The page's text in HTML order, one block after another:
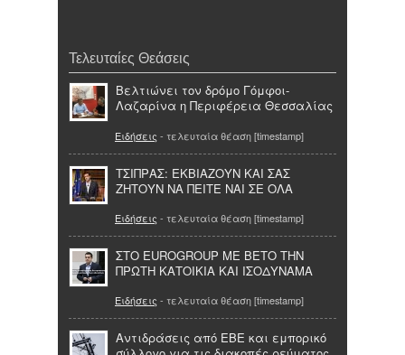
Τελευταίες Θεάσεις
Βελτιώνει τον δρόμο Γόμφοι-
Λαζαρίνα η Περιφέρεια Θεσσαλίας
Ειδήσεις - τελευταία θέαση [timestamp]
ΤΣΙΠΡΑΣ: ΕΚΒΙΑΖΟΥΝ ΚΑΙ ΣΑΣ
ΖΗΤΟΥΝ ΝΑ ΠΕΙΤΕ ΝΑΙ ΣΕ ΟΛΑ
Ειδήσεις - τελευταία θέαση [timestamp]
ΣΤΟ EUROGROUP ME ΒΕΤΟ ΤΗΝ
ΠΡΩΤΗ ΚΑΤΟΙΚΙΑ ΚΑΙ ΙΣΟΔΥΝΑΜΑ
Ειδήσεις - τελευταία θέαση [timestamp]
Αντιδράσεις από ΕΒΕ και εμπορικό